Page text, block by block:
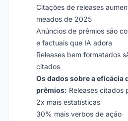
Citações de releases
meados de 2025
Anúncios de prêmios são
e factuais que IA adora
Releases bem formatados
citados
Os dados sobre a eficácia
prêmios: Releases citados
2x mais estatísticas
30% mais verbos de ação